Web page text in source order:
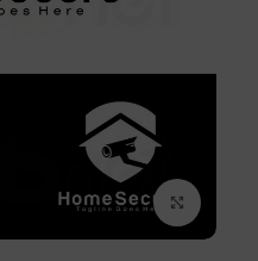
برای بزرگنمایی کلیک کنید